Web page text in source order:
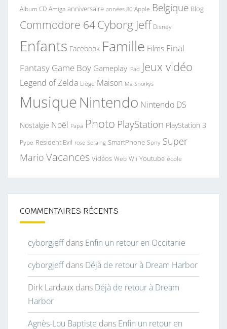
Album CD Amiga anniversaire années 80 Apple Belgique Blog
Commodore 64Cyborg Jeff Disney
Enfants Facebook Famille Films Final
Fantasy Game Boy Gameplay iPad Jeux vidéo
Legend of Zelda Liège Maison Ma Snorkys
MusiqueNintendo Nintendo DS
Nostalgie Noël Papa Photo PlayStation PlayStation 3
Pype Resident Evil rose Seraing SmartPhone Sony Super
Mario Vacances Vidéos Web Wii Youtube école
COMMENTAIRES RÉCENTS
cyborgjeffdans Enfin un retour en Occitanie
cyborgjeffdans Déjà de retour à Dream Harbor
Dirk Lardaux dans Déjà de retour à Dream
Harbor
Agnès-Lou Baptiste dans Enfin un retour en